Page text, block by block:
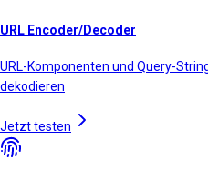
URL Encoder/Decoder
URL-Komponenten und Query-
dekodieren
Jetzt testen